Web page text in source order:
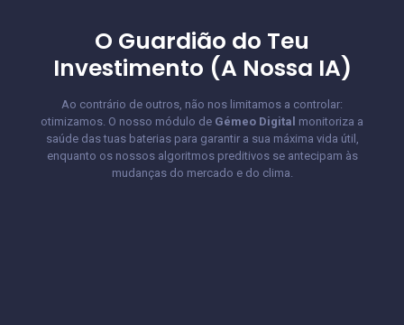
O Guardião do Teu
Investimento (A Nossa IA)
Ao contrário de outros, não nos limitamos a controlar:
otimizamos. O nosso módulo de Gémeo Digital monitoriza a
saúde das tuas baterias para garantir a sua máxima vida útil,
enquanto os nossos algoritmos preditivos se antecipam às
mudanças do mercado e do clima.